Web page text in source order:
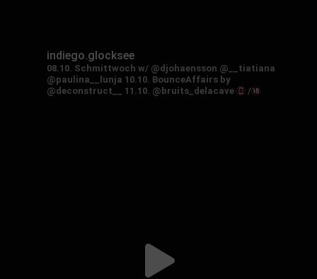
indiego.glocksee
08.10. Schmittwoch w/ @djohaensson @__tiatiana
@paulina__lunja 10.10. BounceAffairs by
@deconstruct__ 11.10. @bruits_delacave /